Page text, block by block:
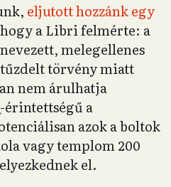
eljutott hozzánk egy
a Libri felmérte: a
melegellenes
törvény miatt
nem árulhatja
érintettségű a
azok a boltok
vagy templom 200
el.